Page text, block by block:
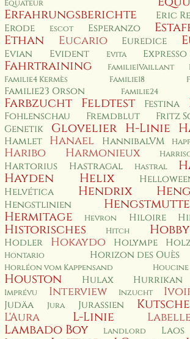
Equateur
Erfahrungsberichte
Eric
Erode
Escot Esperanzo
Ethan Eucario Euredice
Evian
Evident Evita Expresso
Fahrtraining
Familie1Vaillant
Familie4 Kermès
Familie18
Familie23 Orson Familie24
Farbzucht Feldtest Festina
Fohlenschau Fremdblut Fritz
Genetik Glovelier H-Linie
Hamlet
Hanael HannibalVM
Haribo Harmonieux
Hartorius Hastragal Hastral
Hayden Helix
Helvética Hendrix
Hengstlinien
Hermitage Hevron Hiloire
Historisches Hitch Hobby
Hodler Hokaydo Holympe
Hontario
Horizon des Ouès
Horléon vom Kappensand
Houcine
Houston Hulax Hurrikan
Imprévu Interview Inzucht
Judäa Jura Jurassien Kutsche
L'Aura
L-Linie
Lambado Boy Landlord Laos